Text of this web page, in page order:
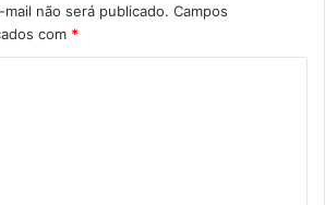
não será publicado. Campos
com *